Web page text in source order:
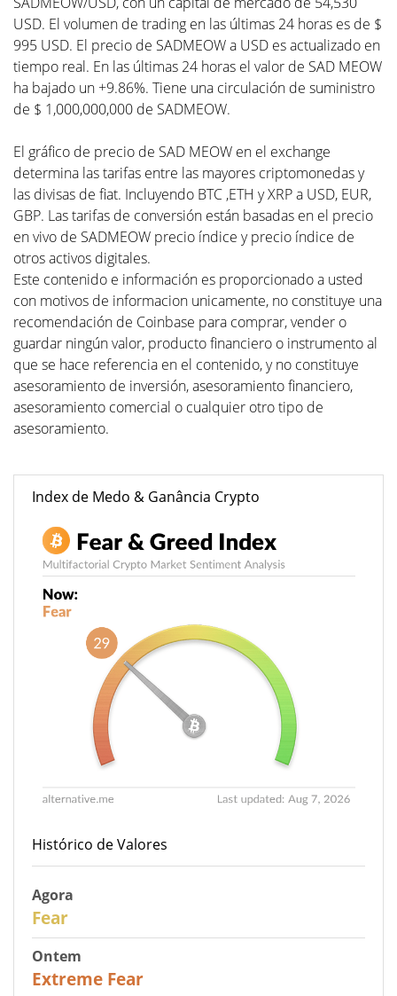
USD. El volumen de trading en las últimas 24 horas es de $
995 USD. El precio de SADMEOW a USD es actualizado en
tiempo real. En las últimas 24 horas el valor de SAD MEOW
ha bajado un +9.86%. Tiene una circulación de suministro
de $ 1,000,000,000 de SADMEOW.
El gráfico de precio de SAD MEOW en el exchange
determina las tarifas entre las mayores criptomonedas y
las divisas de fiat. Incluyendo BTC ,ETH y XRP a USD, EUR,
GBP. Las tarifas de conversión están basadas en el precio
en vivo de SADMEOW precio índice y precio índice de
otros activos digitales.
Este contenido e información es proporcionado a usted
con motivos de informacion unicamente, no constituye una
recomendación de Coinbase para comprar, vender o
guardar ningún valor, producto financiero o instrumento al
que se hace referencia en el contenido, y no constituye
asesoramiento de inversión, asesoramiento financiero,
asesoramiento comercial o cualquier otro tipo de
asesoramiento.
Index de Medo & Ganância Crypto
Histórico de Valores
Agora
Fear
Ontem
Extreme Fear